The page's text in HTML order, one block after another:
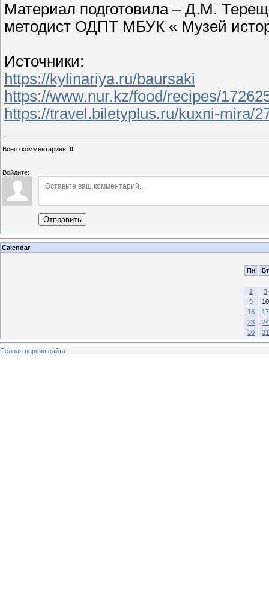
Материал подготовила – Д.М.
методист ОДПТ МБУК « Музей
Источники:
https://kylinariya.ru/baursaki
https://www.nur.kz/food/recipes/
https://travel.biletyplus.ru/kuxni-mira/
Всего комментариев: 0
Войдите:
Отправить
Calendar
Пн Вт
2
3
9
10
16
17
23
24
30
31
Полная версия сайта